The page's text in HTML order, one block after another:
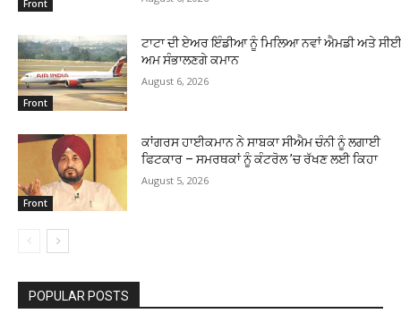
Front
Front
ਟਾਟਾ ਦੀ ਏਅਰ ਇੰਡੀਆ ਨੂੰ ਮਿਲਿਆ ਨਵਾਂ ਐਮਡੀ ਅਤੇ
ਅਮ ਸੰਭਾਲਣਗੇ ਕਮਾਨ
August 6, 2026
Front
ਕਾਂਗਰਸ ਹਾਈਕਮਾਨ ਨੇ ਸਾਬਕਾ ਸੀਐਮ ਚੰਨੀ ਨੂੰ ਲਗਾਈ
ਫਿਟਕਾਰ – ਸਮਰਥਕਾਂ ਨੂੰ ਕੰਟਰੋਲ ’ਚ ਰੱਖਣ ਲਈ ਕਿਹਾ
August 5, 2026
POPULAR POSTS